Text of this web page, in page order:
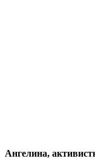
Ангелина,